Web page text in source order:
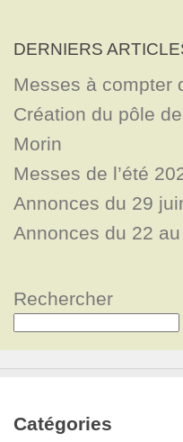
DERNIERS
Messes à compter
Création du pôle
Morin
Messes de l’été
Annonces du 29
Annonces du 22
Rechercher
Catégories